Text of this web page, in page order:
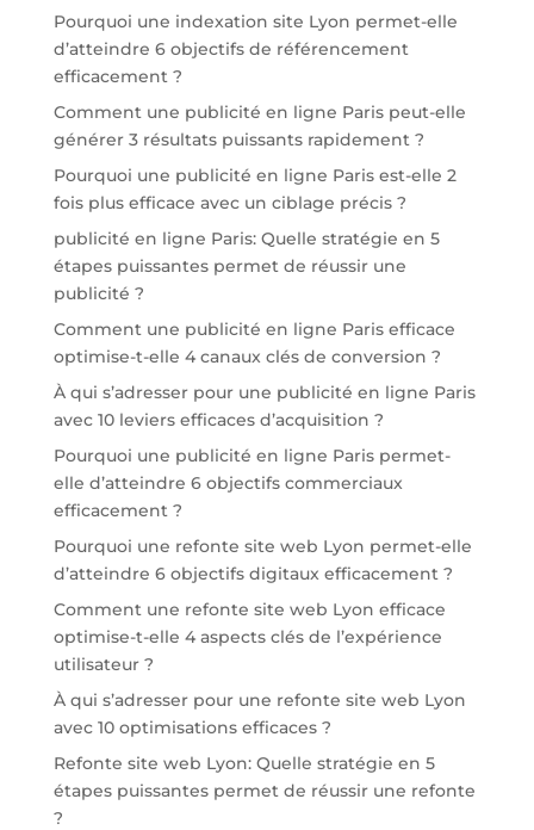
Pourquoi une indexation site Lyon permet-elle
d’atteindre 6 objectifs de référencement
efficacement ?
Comment une publicité en ligne Paris peut-elle
générer 3 résultats puissants rapidement ?
Pourquoi une publicité en ligne Paris est-elle 2
fois plus efficace avec un ciblage précis ?
publicité en ligne Paris: Quelle stratégie en 5
étapes puissantes permet de réussir une
publicité ?
Comment une publicité en ligne Paris efficace
optimise-t-elle 4 canaux clés de conversion ?
À qui s’adresser pour une publicité en ligne Paris
avec 10 leviers efficaces d’acquisition ?
Pourquoi une publicité en ligne Paris permet-
elle d’atteindre 6 objectifs commerciaux
efficacement ?
Pourquoi une refonte site web Lyon permet-elle
d’atteindre 6 objectifs digitaux efficacement ?
Comment une refonte site web Lyon efficace
optimise-t-elle 4 aspects clés de l’expérience
utilisateur ?
À qui s’adresser pour une refonte site web Lyon
avec 10 optimisations efficaces ?
Refonte site web Lyon: Quelle stratégie en 5
étapes puissantes permet de réussir une refonte
?